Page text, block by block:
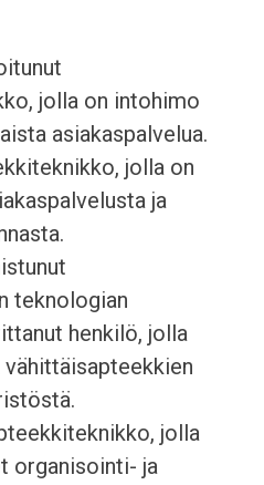
jolla on intohimo
asiakaspalvelua.
jolla on
ja
teknologian
henkilö, jolla
jolla
organisointi- ja